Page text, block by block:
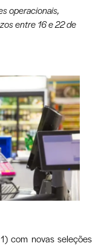
operacionais,
entre 16 e 22 de
com novas seleções